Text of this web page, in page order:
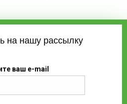
на нашу рассылку
ваш e-mail